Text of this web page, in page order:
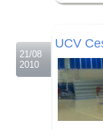
21/08
2010
UCV